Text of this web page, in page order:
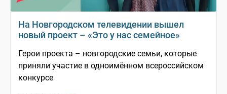
На Новгородском телевидении вышел
новый проект – «Это у нас семейное»
Герои проекта – новгородские семьи, которые
приняли участие в одноимённом всероссийском
конкурсе